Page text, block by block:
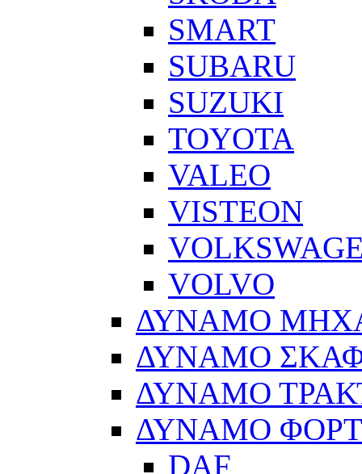
SMART
SUBARU
SUZUKI
TOYOTA
VALEO
VISTEON
VOLVO
ΔΥΝΑΜΟ
ΔΥΝΑΜΟ
ΔΥΝΑΜΟ
ΔΥΝΑΜΟ
DAF